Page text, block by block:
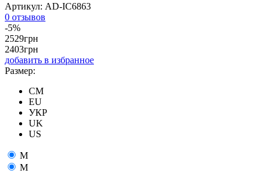
Артикул: AD-IC6863
0 отзывов
-5%
2529грн
2403грн
добавить в избранное
Размер:
CM
EU
УКР
UK
US
M
M